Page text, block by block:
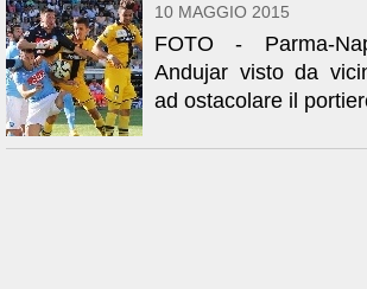
10 MAGGIO 2015
FOTO - Parma-
Andujar visto da
ad ostacolare il